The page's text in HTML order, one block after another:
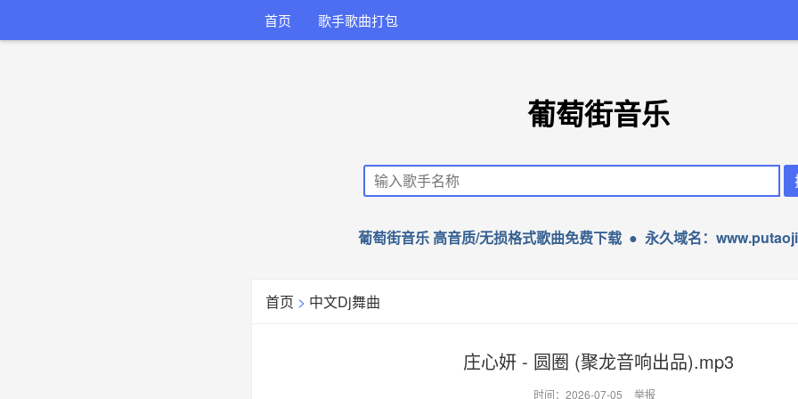
首页 歌手歌曲打包
葡萄街音乐
葡萄街音乐 高音质/无损格式歌曲免费下载 ● 永久域名：
首页 > 中文Dj舞曲
庄心妍 - 圆圈 (聚龙音响出品).mp3
时间：2026-07-05 举报